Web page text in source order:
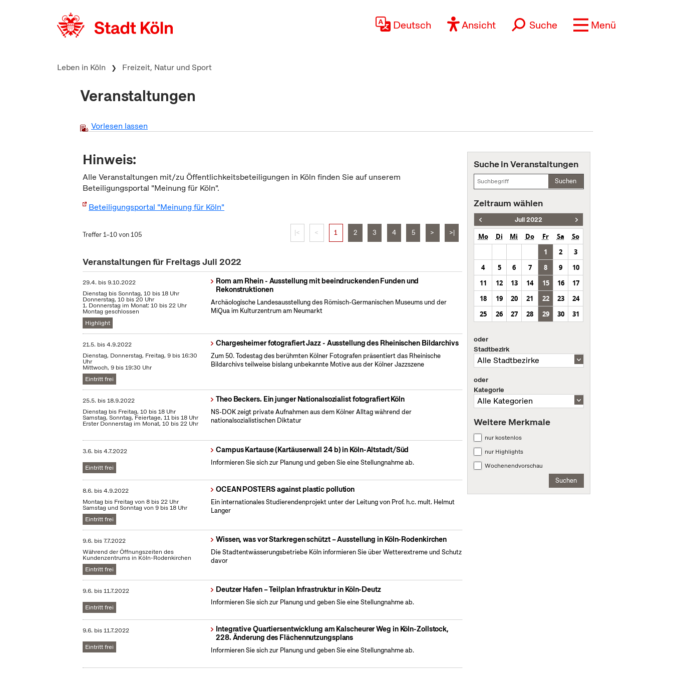
Deutsch Ansicht Suche Menü
Leben in Köln Freizeit, Natur und Sport
Veranstaltungen
Vorlesen lassen
Hinweis:
Alle Veranstaltungen mit/zu Öffentlichkeitsbeteiligungen in Köln finden Sie auf unserem
Beteiligungsportal "Meinung für Köln".
Beteiligungsportal "Meinung für Köln"
Treffer 1–10 von 105 |< < 1 2 3 4 5 > >|
Veranstaltungen für Freitags Juli 2022
29.4. bis9.10.2022
Dienstag bis Sonntag, 10 bis 18 Uhr
Donnerstag, 10 bis 20 Uhr
1. Donnerstag im Monat: 10 bis 22 Uhr
Montag geschlossen
Highlight
Rom am Rhein - Ausstellung mit beeindruckenden Funden und
Rekonstruktionen
Archäologische Landesausstellung des Römisch-Germanischen Museums und der
MiQua im Kulturzentrum am Neumarkt
21.5. bis4.9.2022
Dienstag, Donnerstag, Freitag, 9 bis 16:30
Uhr
Mittwoch, 9 bis 19:30 Uhr
Eintritt frei
Chargesheimer fotografiert Jazz - Ausstellung des Rheinischen Bildarchivs
Zum 50. Todestag des berühmten Kölner Fotografen präsentiert das Rheinische
Bildarchivs teilweise bislang unbekannte Motive aus der Kölner Jazzszene
25.5. bis18.9.2022
Dienstag bis Freitag, 10 bis 18 Uhr
Samstag, Sonntag, Feiertage, 11 bis 18 Uhr
Erster Donnerstag im Monat, 10 bis 22 Uhr
Theo Beckers. Ein junger Nationalsozialist fotografiert Köln
NS-DOK zeigt private Aufnahmen aus dem Kölner Alltag während der
nationalsozialistischen Diktatur
3.6. bis4.7.2022
Eintritt frei
Campus Kartause (Kartäuserwall 24 b) in Köln-Altstadt/Süd
Informieren Sie sich zur Planung und geben Sie eine Stellungnahme ab.
8.6. bis4.9.2022
Montag bis Freitag von 8 bis 22 Uhr
Samstag und Sonntag von 9 bis 18 Uhr
Eintritt frei
OCEAN POSTERS against plastic pollution
Ein internationales Studierendenprojekt unter der Leitung von Prof. h.c. mult. Helmut
Langer
9.6. bis7.7.2022
Während der Öffnungszeiten des
Kundenzentrums in Köln-Rodenkirchen
Eintritt frei
Wissen, was vor Starkregen schützt – Ausstellung in Köln-Rodenkirchen
Die Stadtentwässerungsbetriebe Köln informieren Sie über Wetterextreme und Schutz
davor
9.6. bis11.7.2022
Eintritt frei
Deutzer Hafen – Teilplan Infrastruktur in Köln-Deutz
Informieren Sie sich zur Planung und geben Sie eine Stellungnahme ab.
9.6. bis11.7.2022
Eintritt frei
Integrative Quartiersentwicklung am Kalscheurer Weg in Köln-Zollstock,
228. Änderung des Flächennutzungsplans
Informieren Sie sich zur Planung und geben Sie eine Stellungnahme ab.
Suche in Veranstaltungen
Suchen
Zeitraum wählen
Juli 2022
Mo Di Mi Do Fr Sa
So
1
2
3
4
5 6 7 8 9
10
11
12 13 14 15 16
17
18
19 20 21 22 23
24
25
26 27 28 29 30 31
oder
Stadtbezirk
oder
Kategorie
Weitere Merkmale
nur kostenlos
nur Highlights
Wochenendvorschau
Suchen